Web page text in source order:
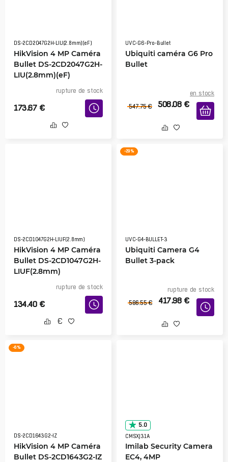
DS-2CD2047G2H-LIU(2.8mm)(eF)
HikVision 4 MP Caméra
Bullet DS-2CD2047G2H-
LIU(2.8mm)(eF)
rupture de stock
173.67 €
UVC-G6-Pro-Bullet
Ubiquiti caméra G6 Pro
Bullet
en stock
547.75 € 508.08 €
DS-2CD1047G2H-LIUF(2.8mm)
HikVision 4 MP Caméra
Bullet DS-2CD1047G2H-
LIUF(2.8mm)
rupture de stock
134.40 €
-29 %
UVC-G4-BULLET-3
Ubiquiti Camera G4
Bullet 3-pack
rupture de stock
586.55 € 417.98 €
-6 %
DS-2CD1643G2-IZ
HikVision 4 MP Caméra
Bullet DS-2CD1643G2-IZ
5.0
CMSXJ31A
Imilab Security Camera
EC4, 4MP